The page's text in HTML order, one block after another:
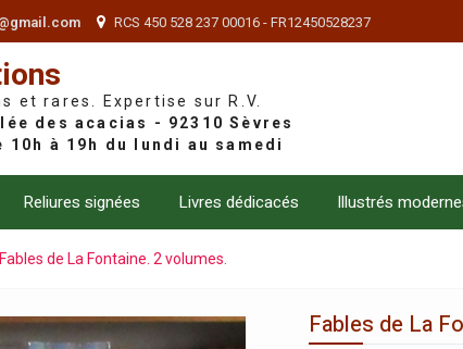
RCS 450 528 237 00016 - FR12450528237
et rares. Expertise sur R.V.
Reliures signées Livres dédicacés Illustrés
Fables de La Fontaine. 2 volumes.
Fables de La